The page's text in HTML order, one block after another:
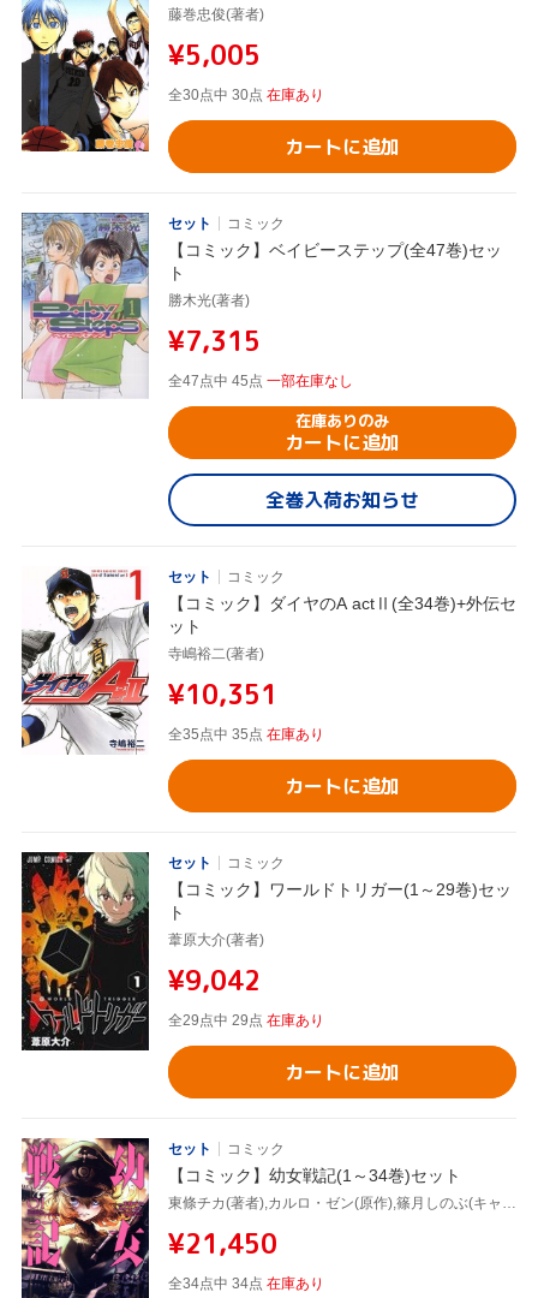
藤巻忠俊(著者)
¥5,005
全30点中 30点 在庫あり
カートに追加
セット コミック
【コミック】ベイビーステップ(全47巻)セッ
ト
勝木光(著者)
¥7,315
全47点中 45点 一部在庫なし
在庫ありのみ
カートに追加
全巻入荷お知らせ
セット コミック
【コミック】ダイヤのA actⅡ(全34巻)+外伝セ
ット
寺嶋裕二(著者)
¥10,351
全35点中 35点 在庫あり
カートに追加
セット コミック
【コミック】ワールドトリガー(1～29巻)セッ
ト
葦原大介(著者)
¥9,042
全29点中 29点 在庫あり
カートに追加
セット コミック
【コミック】幼女戦記(1～34巻)セット
¥21,450
全34点中 34点 在庫あり